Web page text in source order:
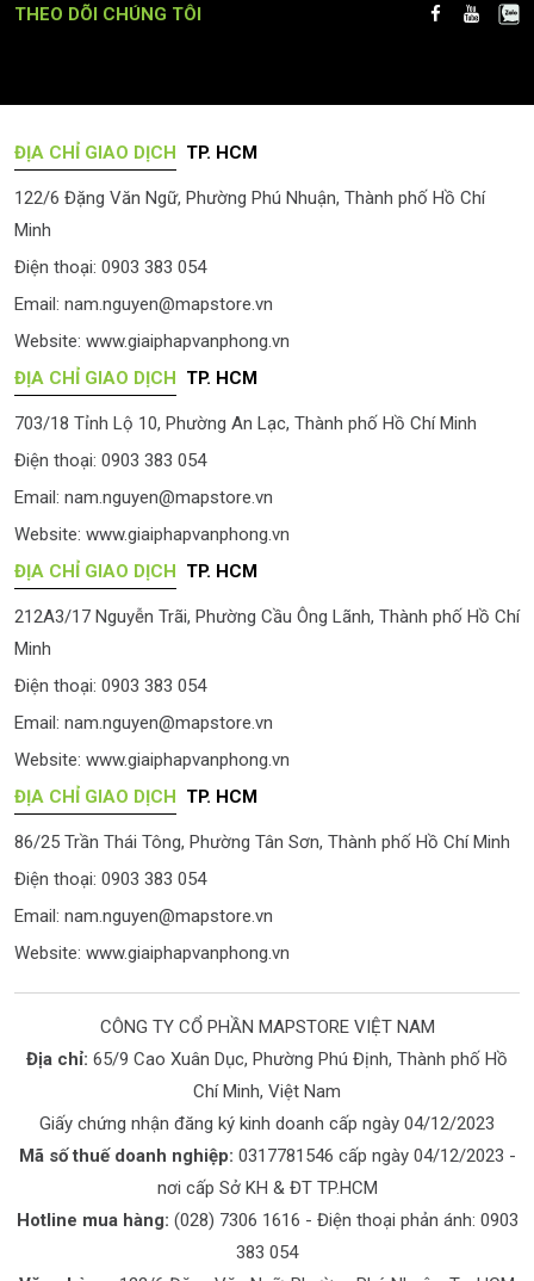
THEO DÕI CHÚNG TÔI
ĐỊA CHỈ GIAO DỊCH TP. HCM
122/6 Đặng Văn Ngữ, Phường Phú Nhuận, Thành phố Hồ Chí
Minh
Điện thoại: 0903 383 054
Email: nam.nguyen@mapstore.vn
Website: www.giaiphapvanphong.vn
ĐỊA CHỈ GIAO DỊCH
TP. HCM
703/18 Tỉnh Lộ 10, Phường An Lạc, Thành phố Hồ Chí Minh
Điện thoại: 0903 383 054
Email: nam.nguyen@mapstore.vn
Website: www.giaiphapvanphong.vn
ĐỊA CHỈ GIAO DỊCH
TP. HCM
212A3/17 Nguyễn Trãi, Phường Cầu Ông Lãnh, Thành phố Hồ Chí
Minh
Điện thoại: 0903 383 054
Email: nam.nguyen@mapstore.vn
Website: www.giaiphapvanphong.vn
ĐỊA CHỈ GIAO DỊCH
TP. HCM
86/25 Trần Thái Tông, Phường Tân Sơn, Thành phố Hồ Chí Minh
Điện thoại: 0903 383 054
Email: nam.nguyen@mapstore.vn
Website: www.giaiphapvanphong.vn
CÔNG TY CỔ PHẦN MAPSTORE VIỆT NAM
Địa chỉ: 65/9 Cao Xuân Dục, Phường Phú Định, Thành phố Hồ
Chí Minh, Việt Nam
Giấy chứng nhận đăng ký kinh doanh cấp ngày 04/12/2023
Mã số thuế doanh nghiệp: 0317781546 cấp ngày 04/12/2023 -
nơi cấp Sở KH & ĐT TP.HCM
Hotline mua hàng: (028) 7306 1616 - Điện thoại phản ánh: 0903
383 054